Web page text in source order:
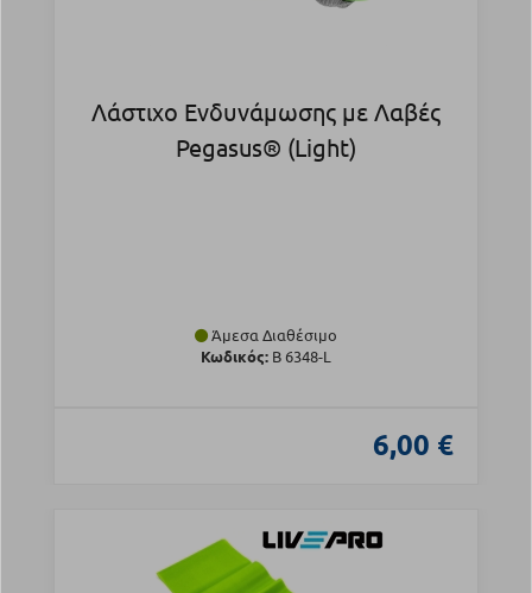
Λάστιχο Ενδυνάμωσης με Λαβές
Pegasus® (Light)
Άμεσα Διαθέσιμο
Κωδικός: Β 6348-L
6,00 €